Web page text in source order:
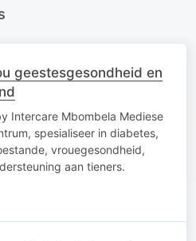
geestesgesondheid en
Intercare Mbombela Mediese
spesialiseer in diabetes,
vrouegesondheid,
aan tieners.